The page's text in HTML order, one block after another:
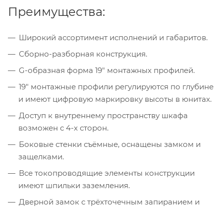
Преимущества:
Широкий ассортимент исполнений и габаритов.
Сборно-разборная конструкция.
G-образная форма 19" монтажных профилей.
19" монтажные профили регулируются по глубине
и имеют цифровую маркировку высоты в юнитах.
Доступ к внутреннему пространству шкафа
возможен с 4-х сторон.
Боковые стенки съёмные, оснащены замком и
защелками.
Все токопроводящие элементы конструкции
имеют шпильки заземления.
Дверной замок с трёхточечным запиранием и